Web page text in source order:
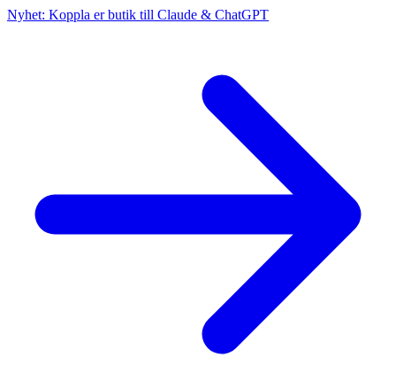
Nyhet: Koppla er butik till Claude & ChatGPT